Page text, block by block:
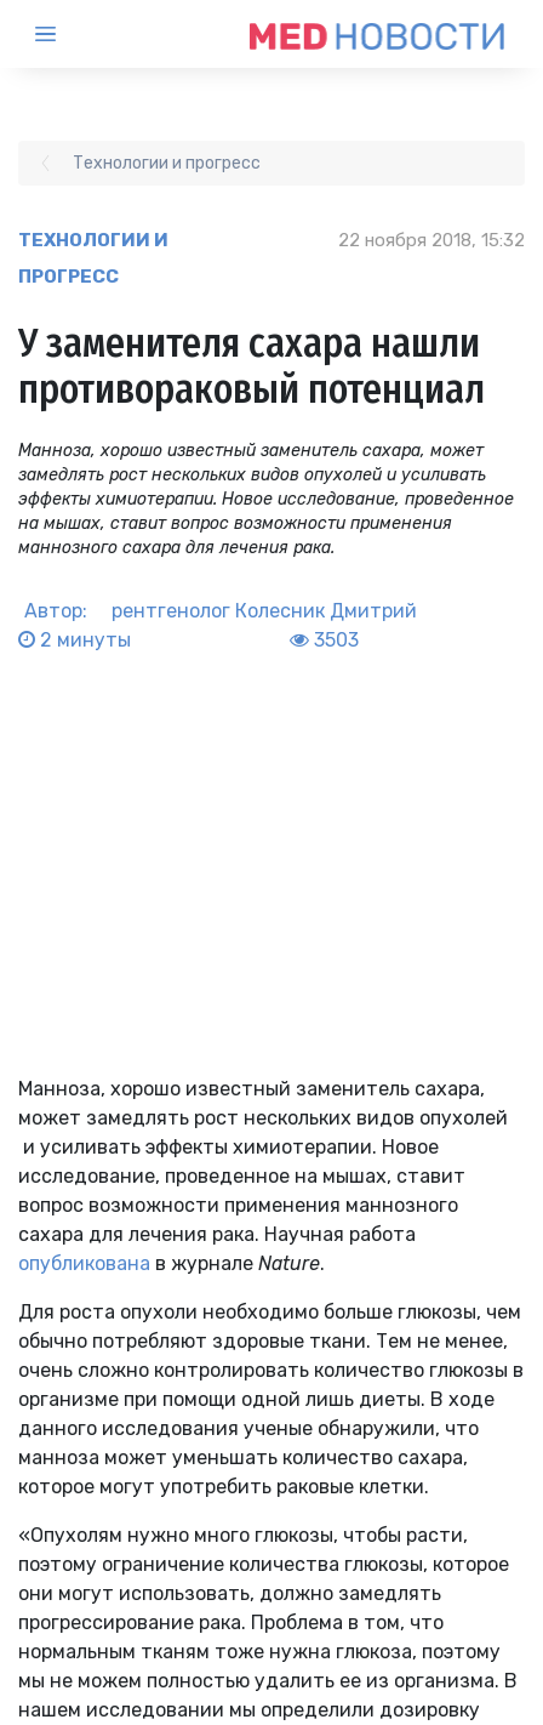
Технологии и прогресс
ТЕХНОЛОГИИ И
ПРОГРЕСС
22 ноября 2018, 15:32
У заменителя сахара нашли
противораковый потенциал
Манноза, хорошо известный заменитель сахара, может
замедлять рост нескольких видов опухолей и усиливать
эффекты химиотерапии. Новое исследование, проведенное
на мышах, ставит вопрос возможности применения
маннозного сахара для лечения рака.
Автор: рентгенолог Колесник Дмитрий
2 минуты
3503
Манноза, хорошо известный заменитель сахара,
может замедлять рост нескольких видов опухолей
и усиливать эффекты химиотерапии. Новое
исследование, проведенное на мышах, ставит
вопрос возможности применения маннозного
сахара для лечения рака. Научная работа
опубликована в журнале Nature.
Для роста опухоли необходимо больше глюкозы, чем
обычно потребляют здоровые ткани. Тем не менее,
очень сложно контролировать количество глюкозы в
организме при помощи одной лишь диеты. В ходе
данного исследования ученые обнаружили, что
манноза может уменьшать количество сахара,
которое могут употребить раковые клетки.
«Опухолям нужно много глюкозы, чтобы расти,
поэтому ограничение количества глюкозы, которое
они могут использовать, должно замедлять
прогрессирование рака. Проблема в том, что
нормальным тканям тоже нужна глюкоза, поэтому
мы не можем полностью удалить ее из организма. В
нашем исследовании мы определили дозировку